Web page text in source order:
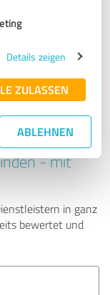
Details zeigen
ZULASSEN
ABLEHNEN
- mit
in ganz
bewertet und